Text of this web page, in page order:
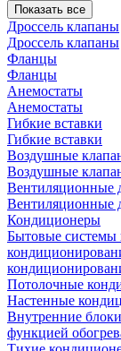
Показать все
Дроссель клапаны
Дроссель клапаны
Фланцы
Фланцы
Анемостаты
Анемостаты
Гибкие вставки
Гибкие вставки
Воздушные
Воздушные
Вентиляционные
Вентиляционные
Кондиционеры
Бытовые системы
Потолочные
Настенные
Внутренние
функцией